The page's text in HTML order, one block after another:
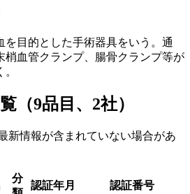
を目的とした手術器具をいう。通
梢血管クランプ、腸骨クランプ等が
（9品目、2社）
新情報が含まれていない場合があ
分
認証年月 認証番号